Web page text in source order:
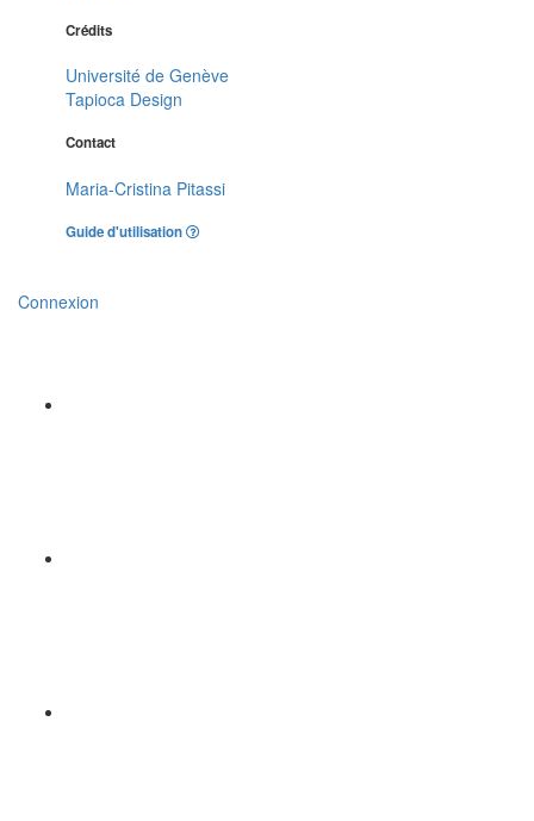
Crédits
Université de Genève
Tapioca Design
Contact
Maria-Cristina Pitassi
Guide d'utilisation
Connexion